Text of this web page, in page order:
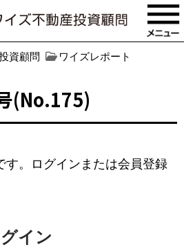
資顧問
ワイズレポート
(No.175)
す。ログインまたは会員登録
イン